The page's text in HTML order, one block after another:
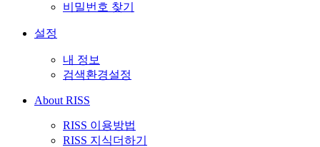
비밀번호 찾기
설정
내 정보
검색환경설정
About RISS
RISS 이용방법
RISS 지식더하기